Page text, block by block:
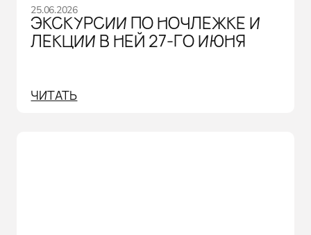
25.06.2026
ЭКСКУРСИИ ПО НОЧЛЕЖКЕ И
ЛЕКЦИИ В НЕЙ 27-ГО ИЮНЯ
ЧИТАТЬ